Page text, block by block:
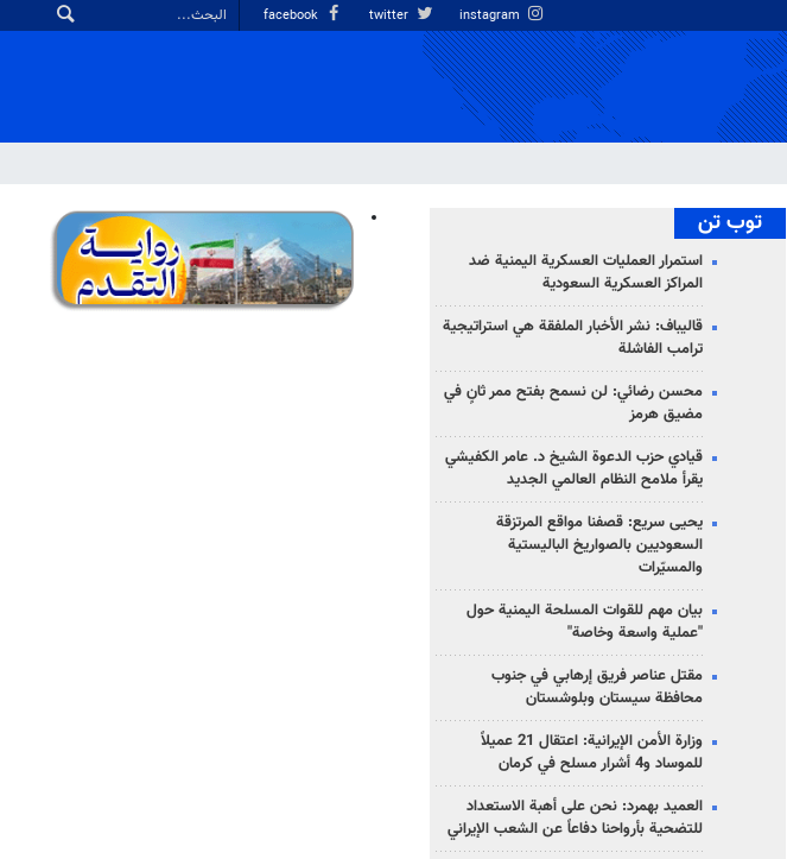
توب تن
استمرار العمليات العسكرية اليمنية ضد
المراكز العسكرية السعودية
قاليباف: نشر الأخبار الملفقة هي استراتيجية
ترامب الفاشلة
محسن رضائي: لن نسمح بفتح ممر ثانٍ في
مضيق هرمز
قيادي حزب الدعوة الشيخ د. عامر الكفيشي
يقرأ ملامح النظام العالمي الجديد
يحيى سريع: قصفنا مواقع المرتزقة
السعوديين بالصواريخ الباليستية
والمسيّرات
بيان مهم للقوات المسلحة اليمنية حول
"عملية واسعة وخاصة"
مقتل عناصر فريق إرهابي في جنوب
محافظة سيستان وبلوشستان
وزارة الأمن الإيرانية: اعتقال 21 عميلاً
للموساد و4 أشرار مسلح في كرمان
العميد بهمرد: نحن على أهبة الاستعداد
للتضحية بأرواحنا دفاعاً عن الشعب الإيراني